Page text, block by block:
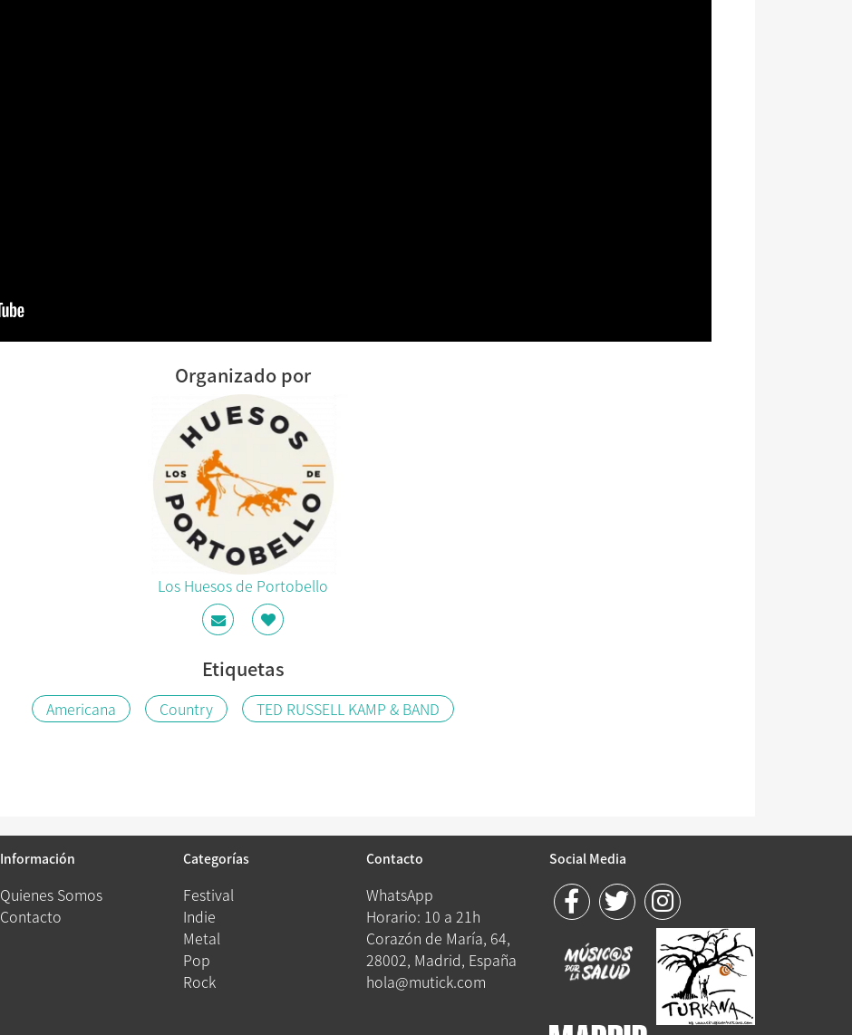
Organizado por
Los Huesos de Portobello
Etiquetas
Americana Country TED RUSSELL KAMP & BAND
Información
Quienes Somos
Contacto
Categorías
Festival
Indie
Metal
Pop
Rock
Contacto
WhatsApp
Horario: 10 a 21h
Corazón de María, 64,
28002, Madrid, España
hola@mutick.com
Social Media